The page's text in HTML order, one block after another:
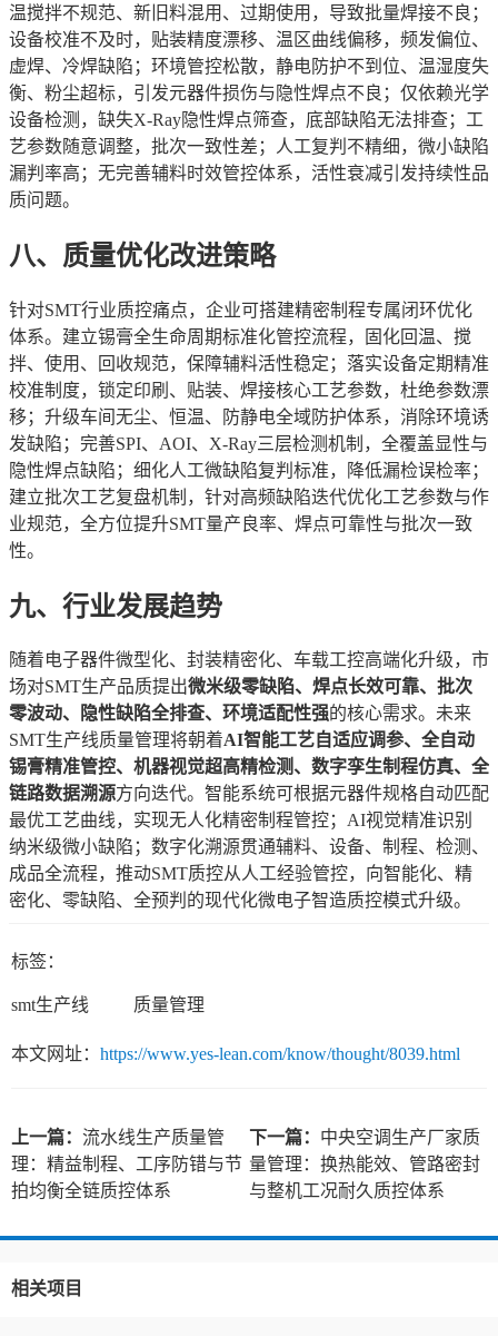
温搅拌不规范、新旧料混用、过期使用，导致批量焊接不良；
设备校准不及时，贴装精度漂移、温区曲线偏移，频发偏位、
虚焊、冷焊缺陷；环境管控松散，静电防护不到位、温湿度失
衡、粉尘超标，引发元器件损伤与隐性焊点不良；仅依赖光学
设备检测，缺失X-Ray隐性焊点筛查，底部缺陷无法排查；工
艺参数随意调整，批次一致性差；人工复判不精细，微小缺陷
漏判率高；无完善辅料时效管控体系，活性衰减引发持续性品
质问题。
八、质量优化改进策略
针对SMT行业质控痛点，企业可搭建精密制程专属闭环优化
体系。建立锡膏全生命周期标准化管控流程，固化回温、搅
拌、使用、回收规范，保障辅料活性稳定；落实设备定期精准
校准制度，锁定印刷、贴装、焊接核心工艺参数，杜绝参数漂
移；升级车间无尘、恒温、防静电全域防护体系，消除环境诱
发缺陷；完善SPI、AOI、X-Ray三层检测机制，全覆盖显性与
隐性焊点缺陷；细化人工微缺陷复判标准，降低漏检误检率；
建立批次工艺复盘机制，针对高频缺陷迭代优化工艺参数与作
业规范，全方位提升SMT量产良率、焊点可靠性与批次一致
性。
九、行业发展趋势
随着电子器件微型化、封装精密化、车载工控高端化升级，市
场对SMT生产品质提出微米级零缺陷、焊点长效可靠、批次
零波动、隐性缺陷全排查、环境适配性强的核心需求。未来
SMT生产线质量管理将朝着AI智能工艺自适应调参、全自动
锡膏精准管控、机器视觉超高精检测、数字孪生制程仿真、全
链路数据溯源方向迭代。智能系统可根据元器件规格自动匹配
最优工艺曲线，实现无人化精密制程管控；AI视觉精准识别
纳米级微小缺陷；数字化溯源贯通辅料、设备、制程、检测、
成品全流程，推动SMT质控从人工经验管控，向智能化、精
密化、零缺陷、全预判的现代化微电子智造质控模式升级。
标签：
smt生产线 质量管理
本文网址： https://www.yes-lean.com/know/thought/8039.html
上一篇： 流水线生产质量管
理：精益制程、工序防错与节
拍均衡全链质控体系
下一篇： 中央空调生产厂家质
量管理：换热能效、管路密封
与整机工况耐久质控体系
相关项目